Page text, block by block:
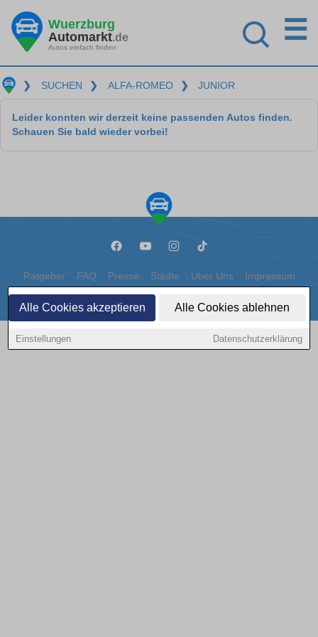
Alle Cookies akzeptieren Alle Cookies ablehnen
Einstellungen Datenschutzerklärung
Wuerzburg
Automarkt.de
Autos einfach finden
☰
❯ SUCHEN ❯ ALFA-ROMEO ❯ JUNIOR
Leider konnten wir derzeit keine passenden Autos finden.
Schauen Sie bald wieder vorbei!
Ratgeber FAQ Presse Städte Über Uns Impressum
Datenschutz Cookies
Copyright © 2000 - 2026 | 1A Infosysteme GmbH | Content by: 1a-sites-autos